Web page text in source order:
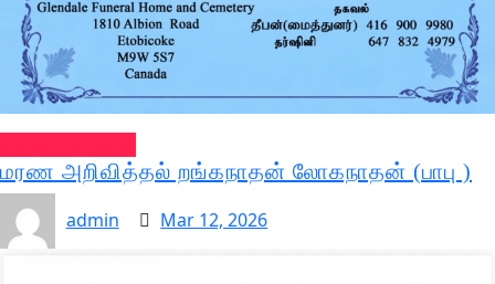
மரண அறிவித்தல் றங்கநாதன் லோகநாதன் (பாபு )
admin
Mar 12, 2026